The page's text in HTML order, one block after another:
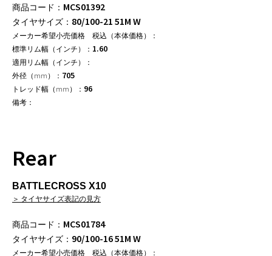
MCS01392
80/100-21 51M W
1.60
705
96
Rear
BATTLECROSS X10
＞ タイヤサイズ表記の見方
MCS01784
90/100-16 51M W